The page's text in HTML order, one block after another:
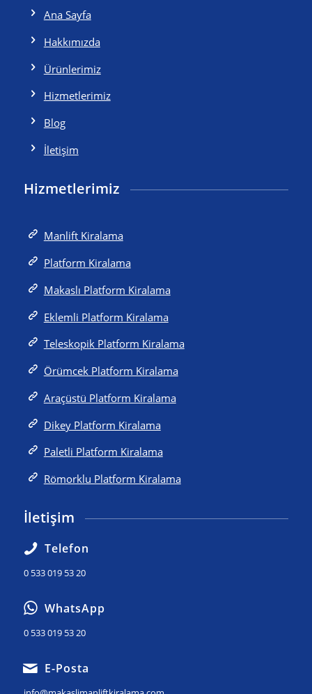
Ana Sayfa
Hakkımızda
Ürünlerimiz
Hizmetlerimiz
Blog
İletişim
Hizmetlerimiz
Manlift Kiralama
Platform Kiralama
Makaslı Platform Kiralama
Eklemli Platform Kiralama
Teleskopik Platform Kiralama
Örümcek Platform Kiralama
Araçüstü Platform Kiralama
Dikey Platform Kiralama
Paletli Platform Kiralama
Römorklu Platform Kiralama
İletişim
Telefon
0 533 019 53 20
WhatsApp
0 533 019 53 20
E-Posta